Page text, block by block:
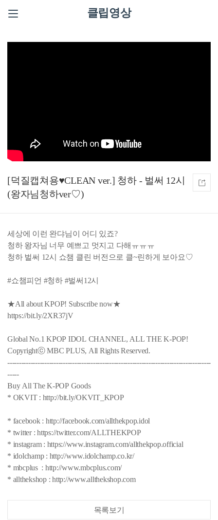
클립영상
[덕질캡쳐용♥CLEAN ver.] 청하 - 벌써 12시
(왕자님청하ver♡)
세상에 이런 완댜님이 어디 있죠?
청하 왕자님 너무 예쁘고 멋지고 다해ㅠㅠㅠ
청하 벌써 12시 쇼챔 클린 버전으로 클~린하게 보아요♡
#쇼챔피언 #청하 #벌써12시
★All about KPOP! Subscribe now★
https://bit.ly/2XR37jV
Global No.1 KPOP IDOL CHANNEL, ALL THE K-POP!
Copyrightⓒ MBC PLUS, All Rights Reserved.
----------------------------------------------------------------------------------------
-----
Buy All The K-POP Goods
* OKVIT : http://bit.ly/OKVIT_KPOP
* facebook : http://facebook.com/allthekpop.idol
* twitter : https://twitter.com/ALLTHEKPOP
* instagram : https://www.instagram.com/allthekpop.official
* idolchamp : http://www.idolchamp.co.kr/
* mbcplus : http://www.mbcplus.com/
* allthekshop : http://www.allthekshop.com
목록보기